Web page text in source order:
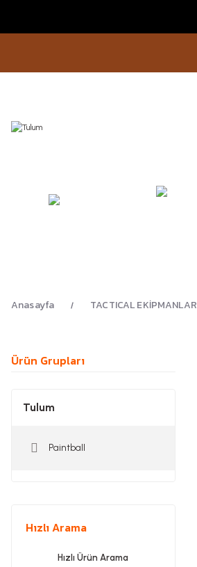
Anasayfa TACTICAL EKİPMANLAR
Ürün Grupları
Tulum
Paintball
Hızlı Arama
Hızlı Ürün Arama